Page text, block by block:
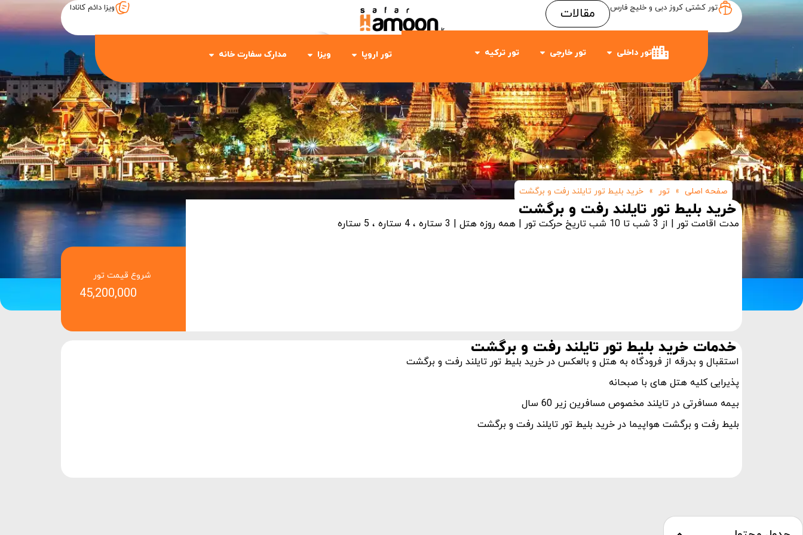
تور کشتی کروز دبی و خلیج فارس مقالات ویزا دائم کانادا
تور داخلی تور خارجی تور ترکیه تور اروپا ویزا مدارک سفارت خانه
Item #1
Item #3
صفحه اصلی » تور » خرید بلیط تور تایلند رفت و برگشت
خرید بلیط تور تایلند رفت و برگشت
مدت اقامت تور | از 3 شب تا 10 شب تاریخ حرکت تور | همه روزه هتل | 3 ستاره ، 4 ستاره ، 5 ستاره
شروع قیمت تور
خدمات خرید بلیط تور تایلند رفت و برگشت
استقبال و بدرقه از فرودگاه به هتل و بالعکس در خرید بلیط تور تایلند رفت و برگشت
پذیرایی کلیه هتل های با صبحانه
بیمه مسافرتی در تایلند مخصوص مسافرین زیر 60 سال
بلیط رفت و برگشت هواپیما در خرید بلیط تور تایلند رفت و برگشت